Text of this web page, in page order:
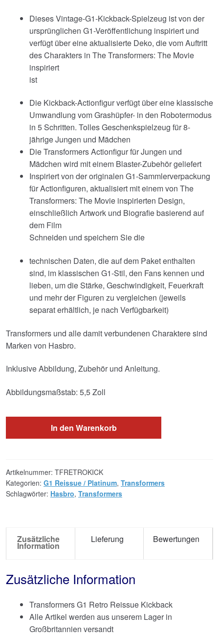
war:
€36.87
ist:
€34.36.
Dieses Vintage-G1-Kickback-Spielzeug ist von der
ursprünglichen G1-Veröffentlichung inspiriert und
verfügt über eine aktualisierte Deko, die vom Auftritt
des Charakters in The Transformers: The Movie
inspiriert
ist
Die Kickback-Actionfigur verfügt über eine klassische
Umwandlung vom Grashüpfer- in den Robotermodus
in 5 Schritten. Tolles Geschenkspielzeug für 8-
jährige Jungen und Mädchen
Die Transformers Actionfigur für Jungen und
Mädchen wird mit einem Blaster-Zubehör geliefert
Inspiriert von der originalen G1-Sammlerverpackung
für Actionfiguren, aktualisiert mit einem von The
Transformers: The Movie inspirierten Design,
einschließlich Artwork und Biografie basierend auf
dem Film
Schneiden und speichern Sie die
technischen Daten, die auf dem Paket enthalten
sind, im klassischen G1-Stil, den Fans kennen und
lieben, um die Stärke, Geschwindigkeit, Feuerkraft
und mehr der Figuren zu vergleichen (jeweils
separat erhältlich, je nach Verfügbarkeit)
Transformers und alle damit verbundenen Charaktere sind
Marken von Hasbro.
Inklusive Abbildung, Zubehör und Anleitung.
Abbildungsmaßstab: 5,5 Zoll
In den Warenkorb
Artikelnummer: TFRETROKICK
Kategorien: G1 Reissue / Platinum, Transformers
Schlagwörter: Hasbro, Transformers
Zusätzliche
Information
Lieferung Bewertungen
Zusätzliche Information
Transformers G1 Retro Reissue Kickback
Alle Artikel werden aus unserem Lager in
Großbritannien versandt